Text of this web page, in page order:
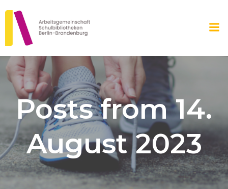
Posts from 14.
August 2023